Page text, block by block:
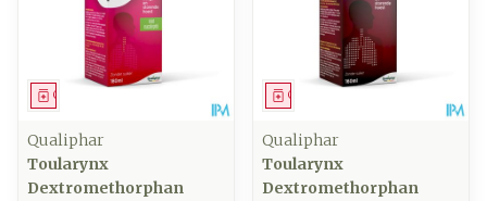
Geneesmiddel
Qualiphar
Toularynx
Dextromethorphan
Geneesmiddel
Qualiphar
Toularynx
Dextromethorphan